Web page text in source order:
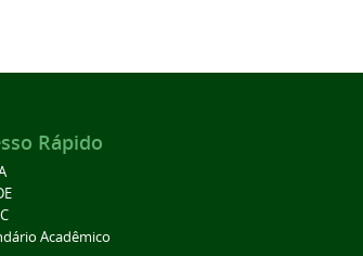
Rápido
Acadêmico